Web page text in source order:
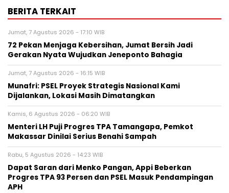
BERITA TERKAIT
Jumat, 7 Agustus 2026 - 17:10 WIB
72 Pekan Menjaga Kebersihan, Jumat Bersih Jadi
Gerakan Nyata Wujudkan Jeneponto Bahagia
Jumat, 7 Agustus 2026 - 16:15 WIB
Munafri: PSEL Proyek Strategis Nasional Kami
Dijalankan, Lokasi Masih Dimatangkan
Kamis, 6 Agustus 2026 - 06:20 WIB
Menteri LH Puji Progres TPA Tamangapa, Pemkot
Makassar Dinilai Serius Benahi Sampah
Rabu, 5 Agustus 2026 - 14:23 WIB
Dapat Saran dari Menko Pangan, Appi Beberkan
Progres TPA 93 Persen dan PSEL Masuk Pendampingan
APH